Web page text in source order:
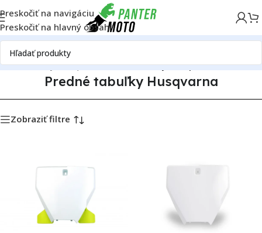
Preskočiť na navigáciu
Preskočiť na hlavný obsah
DomovPlasty HusqvarnaPredné tabuľky Husqvarna
Predné tabuľky Husqvarna
Zobraziť filtre